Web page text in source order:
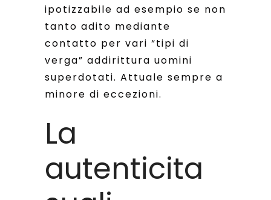
ipotizzabile ad esempio se non
tanto adito mediante
contatto per vari “tipi di
verga” addirittura uomini
superdotati. Attuale sempre a
minore di eccezioni.
La
autenticita